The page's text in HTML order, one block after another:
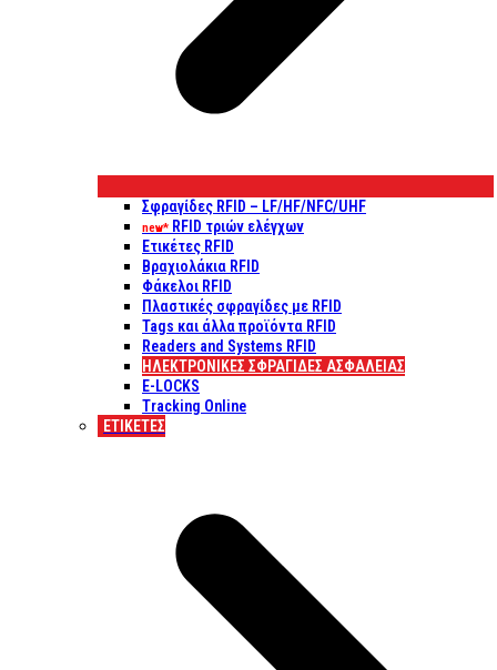
Σφραγίδες RFID – LF/HF/NFC/UHF
new* RFID τριών ελέγχων
Ετικέτες RFID
Βραχιολάκια RFID
Φάκελοι RFID
Πλαστικές σφραγίδες με RFID
Tags και άλλα προϊόντα RFID
Readers and Systems RFID
ΗΛΕΚΤΡΟΝΙΚΕΣ ΣΦΡΑΓΙΔΕΣ ΑΣΦΑΛΕΙΑΣ
E-LOCKS
Tracking Online
ΕΤΙΚΈΤΕΣ